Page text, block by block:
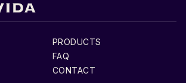
PRODUCTS
FAQ
CONTACT